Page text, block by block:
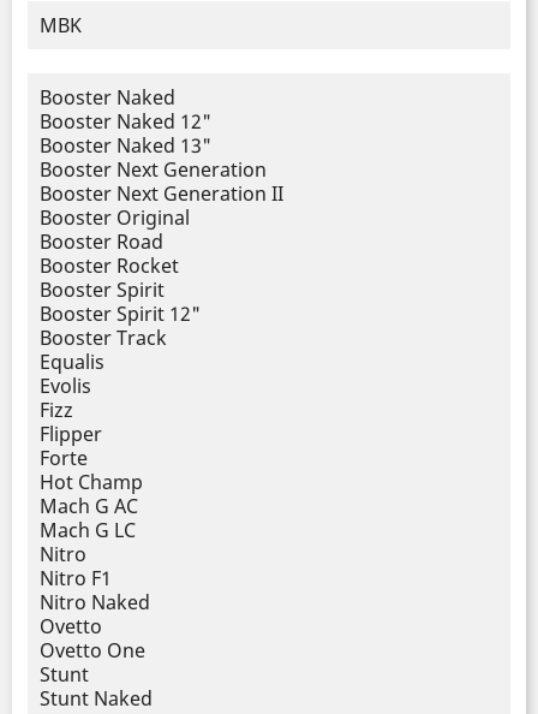
MBK
Booster Naked
Booster Naked 12"
Booster Naked 13"
Booster Next Generation
Booster Next Generation II
Booster Original
Booster Road
Booster Rocket
Booster Spirit
Booster Spirit 12"
Booster Track
Equalis
Evolis
Fizz
Flipper
Forte
Hot Champ
Mach G AC
Mach G LC
Nitro
Nitro F1
Nitro Naked
Ovetto
Ovetto One
Stunt
Stunt Naked